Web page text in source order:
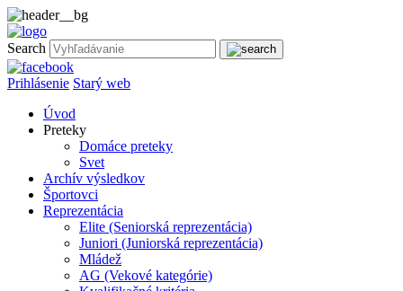
Search
Prihlásenie Starý web
Úvod
Preteky
Domáce preteky
Svet
Archív výsledkov
Športovci
Reprezentácia
Elite (Seniorská reprezentácia)
Juniori (Juniorská reprezentácia)
Mládež
AG (Vekové kategórie)